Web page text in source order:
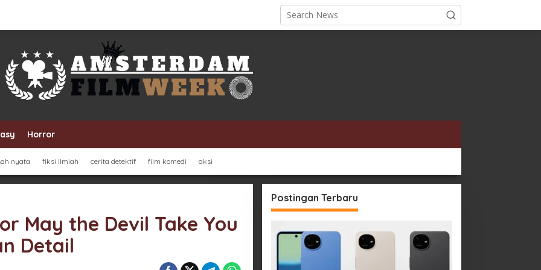
Horror
nyata fiksi ilmiah cerita detektif film komedi aksi
May the Devil Take You
Detail
Postingan Terbaru